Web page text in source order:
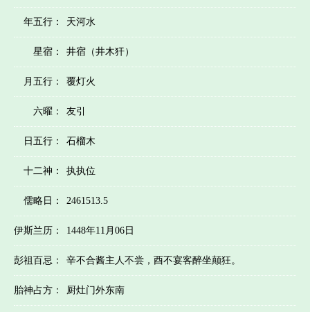
年五行： 天河水
星宿： 井宿（井木犴）
月五行： 覆灯火
六曜： 友引
日五行： 石榴木
十二神： 执执位
儒略日： 2461513.5
伊斯兰历： 1448年11月06日
彭祖百忌： 辛不合酱主人不尝，酉不宴客醉坐颠狂。
胎神占方： 厨灶门外东南